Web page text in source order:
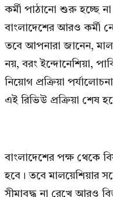
কর্মী পাঠানো শুরু হচ্ছে
বাংলাদেশের আরও কর্মী
তবে আপনারা জানেন,
নয়, বরং ইন্দোনেশিয়া,
নিয়োগ প্রক্রিয়া
এই রিভিউ প্রক্রিয়া শেষ
বাংলাদেশের পক্ষ থেকে
হবে। তবে মালয়েশিয়ার
সীমাবদ্ধ না রেখে আরও